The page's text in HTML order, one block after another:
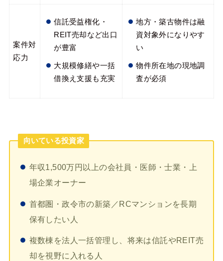
案件対
応力
信託受益権化・
REIT売却など出口
が豊富
大規模修繕や一括
借換え支援も充実
地方・築古物件は融
資対象外になりやす
い
物件所在地の現地調
査が必須
向いている投資家
年収1,500万円以上の会社員・医師・士業・上
場企業オーナー
首都圏・政令市の新築／RCマンションを長期
保有したい人
複数棟を法人一括管理し、将来は信託やREIT売
却を視野に入れる人